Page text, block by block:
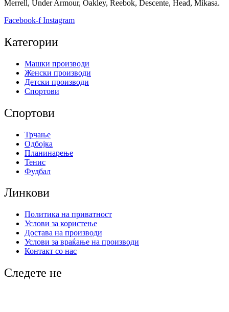
Merrell, Under Armour, Oakley, Reebok, Descente, Head, Mikasa.
Facebook-f Instagram
Категории
Машки производи
Женски производи
Детски производи
Спортови
Спортови
Трчање
Одбојка
Планинарење
Тенис
Фудбал
Линкови
Политика на приватност
Услови за користење
Достава на производи
Услови за враќање на производи
Контакт со нас
Следете не